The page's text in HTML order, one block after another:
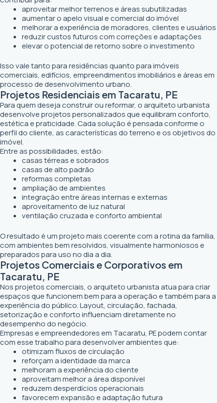
aproveitar melhor terrenos e áreas subutilizadas
aumentar o apelo visual e comercial do imóvel
melhorar a experiência de moradores, clientes e usuários
reduzir custos futuros com correções e adaptações
elevar o potencial de retorno sobre o investimento
Isso vale tanto para residências quanto para imóveis
comerciais, edifícios, empreendimentos imobiliários e áreas em
processo de desenvolvimento urbano.
Projetos Residenciais em Tacaratu, PE
Para quem deseja construir ou reformar, o arquiteto urbanista
desenvolve projetos personalizados que equilibram conforto,
estética e praticidade. Cada solução é pensada conforme o
perfil do cliente, as características do terreno e os objetivos do
imóvel.
Entre as possibilidades, estão:
casas térreas e sobrados
casas de alto padrão
reformas completas
ampliação de ambientes
integração entre áreas internas e externas
aproveitamento de luz natural
ventilação cruzada e conforto ambiental
O resultado é um projeto mais coerente com a rotina da família,
com ambientes bem resolvidos, visualmente harmoniosos e
preparados para uso no dia a dia.
Projetos Comerciais e Corporativos em
Tacaratu, PE
Nos projetos comerciais, o arquiteto urbanista atua para criar
espaços que funcionem bem para a operação e também para a
experiência do público. Layout, circulação, fachada,
setorização e conforto influenciam diretamente no
desempenho do negócio.
Empresas e empreendedores em Tacaratu, PE podem contar
com esse trabalho para desenvolver ambientes que:
otimizam fluxos de circulação
reforçam a identidade da marca
melhoram a experiência do cliente
aproveitam melhor a área disponível
reduzem desperdícios operacionais
favorecem expansão e adaptação futura